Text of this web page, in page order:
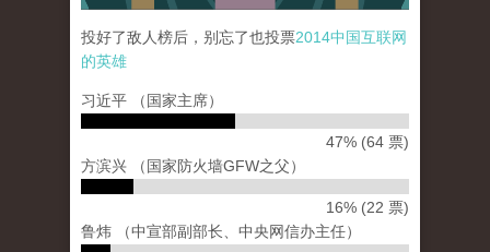
投好了敌人榜后，别忘了也投票2014中国互联网
的英雄
习近平 （国家主席）
47% (64 票)
方滨兴 （国家防火墙GFW之父）
16% (22 票)
鲁炜 （中宣部副部长、中央网信办主任）